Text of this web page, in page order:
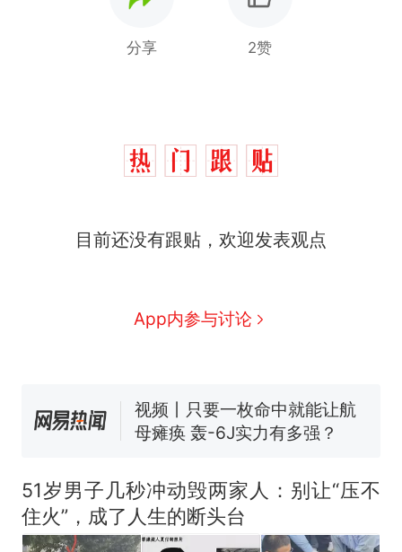
分享 2赞
目前还没有跟贴，欢迎发表观点
App内参与讨论
十多万人报名的考试，成绩
全部作废，公平么？
国大使骑行绕了几乎整个国境
搬家报价570元，搬到楼下交
空调24小时开着反而更省电？
电力部门回应
大风力14级
热 十多万人报名的考试，成绩
全部作废，公平么？
51岁男子几秒冲动毁两家人：别让“压不
住火”，成了人生的断头台